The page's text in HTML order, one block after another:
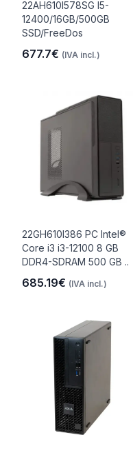
22AH610I578SG I5-
12400/16GB/500GB
SSD/FreeDos
677.7€ (IVA incl.)
22GH610I386 PC Intel®
Core i3 i3-12100 8 GB
DDR4-SDRAM 500 GB ..
685.19€ (IVA incl.)